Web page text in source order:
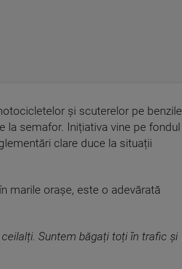
și scuterelor pe benzile
semafor. Inițiativa vine pe fondul
clare duce la situații
marile orașe, este o adevărată
Suntem băgați toți în trafic și